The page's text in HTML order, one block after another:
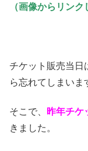
（画像からリンク
チケット販売当日
ら忘れてしまいま
そこで、 昨年チケ
きました。